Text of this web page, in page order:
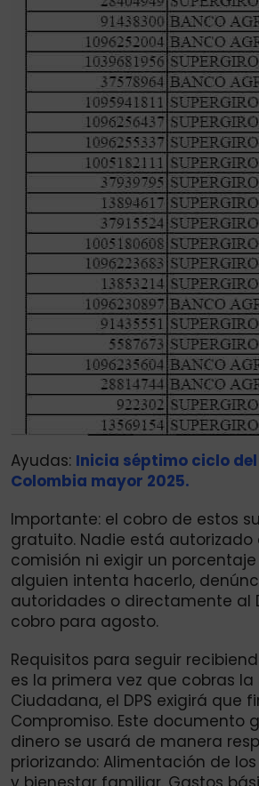
Ayudas: Inicia séptimo ciclo
Colombia mayor 2025.
Importante: el cobro de estos
gratuito. Nadie está autorizado
comisión ni exigir un porcentaje
alguien intenta hacerlo,
autoridades o directamente al
cobro para agosto.
Requisitos para seguir
es la primera vez que cobras la
Ciudadana, el DPS exigirá que
Compromiso. Este documento
dinero se usará de manera
priorizando: Alimentación de